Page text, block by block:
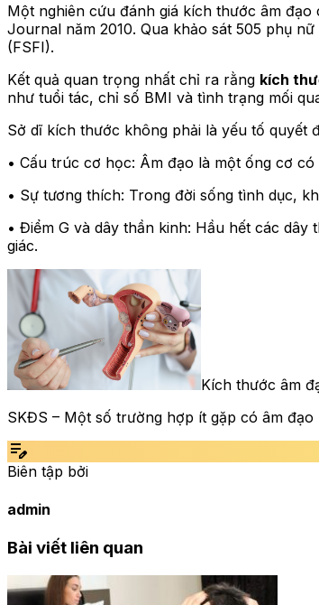
Một nghiên cứu đánh giá kích thước âm
Journal năm 2010. Qua khảo sát 505 phụ
(FSFI).
Kết quả quan trọng nhất chỉ ra rằng kích
như tuổi tác, chỉ số BMI và tình trạng mối
Sở dĩ kích thước không phải là yếu tố quyết
• Cấu trúc cơ học: Âm đạo là một ống cơ
• Sự tương thích: Trong đời sống tình dục,
• Điểm G và dây thần kinh: Hầu hết các dây
giác.
Kích thước âm
SKĐS – Một số trường hợp ít gặp có âm
edit_note
Biên tập bởi
admin
Bài viết liên quan